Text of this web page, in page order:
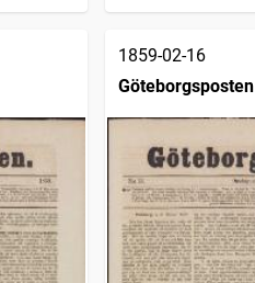
1859-02-16
Göteborgsposten